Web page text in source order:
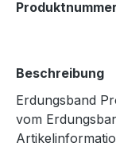
Beschreibung
Erdungsband
vom